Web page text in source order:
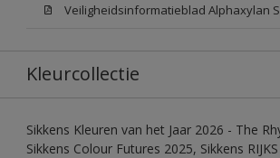
Kleurcollectie
Sikkens Kleuren van het Jaar 2026 - The
Sikkens Colour Futures 2025, Sikkens